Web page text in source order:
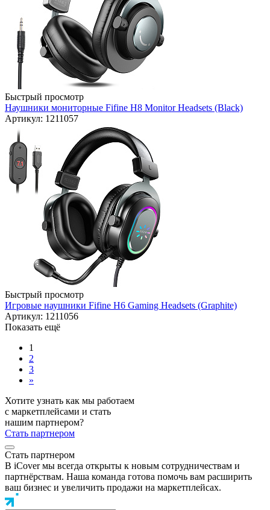
Быстрый просмотр
Наушники мониторные Fifine H8 Monitor Headsets (Black)
Артикул: 1211057
Быстрый просмотр
Игровые наушники Fifine H6 Gaming Headsets (Graphite)
Артикул: 1211056
Показать ещё
1
2
3
»
Хотите узнать как мы работаем
с маркетплейсами и стать
нашим партнером?
Стать партнером
Стать партнером
В iCover мы всегда открыты к новым сотрудничествам и
партнёрствам. Наша команда готова помочь вам расширить
ваш бизнес и увеличить продажи на маркетплейсах.